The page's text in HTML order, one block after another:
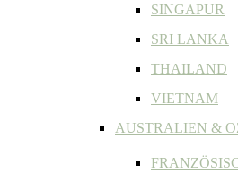
SINGAPUR
SRI LANKA
THAILAND
VIETNAM
AUSTRALIEN &